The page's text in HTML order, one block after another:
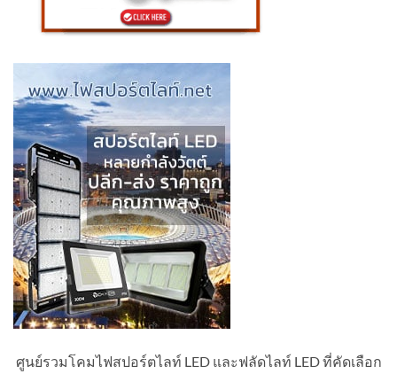
ศูนย์รวมโคมไฟสปอร์ตไลท์ LED และฟลัดไลท์ LED ที่คัดเลือก